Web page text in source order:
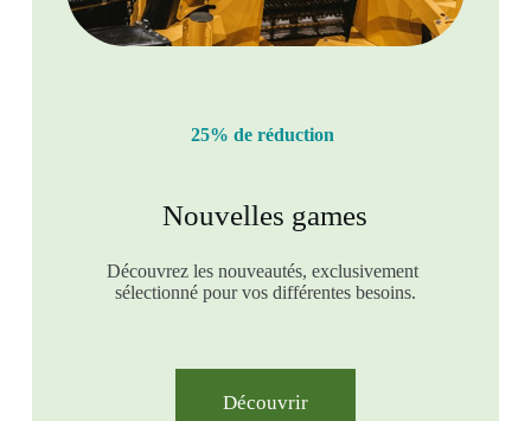
25% de réduction
Nouvelles games
Découvrez les nouveautés, exclusivement
sélectionné pour vos différentes besoins.
Découvrir